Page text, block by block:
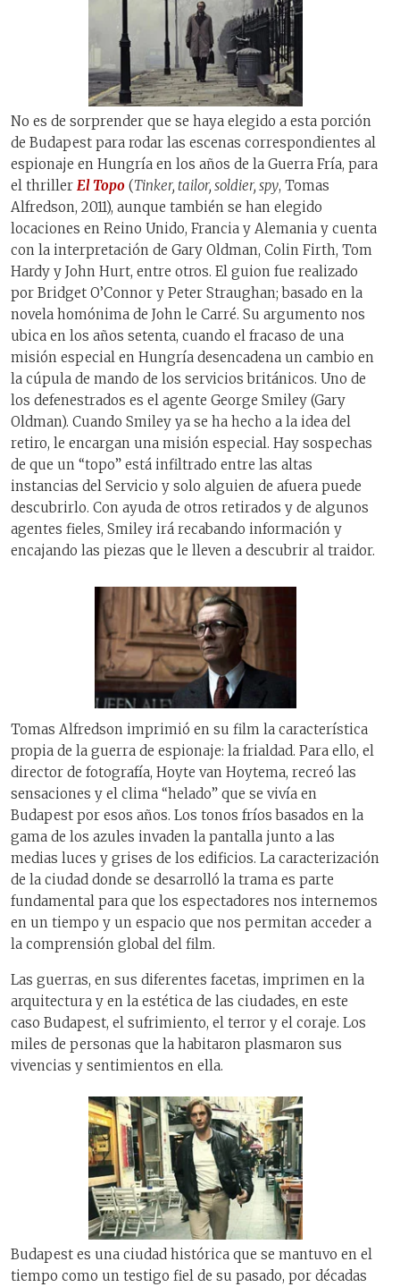
No es de sorprender que se haya elegido a esta porción
de Budapest para rodar las escenas correspondientes al
espionaje en Hungría en los años de la Guerra Fría, para
el thriller El Topo (Tinker, tailor, soldier, spy, Tomas
Alfredson, 2011), aunque también se han elegido
locaciones en Reino Unido, Francia y Alemania y cuenta
con la interpretación de Gary Oldman, Colin Firth, Tom
Hardy y John Hurt, entre otros. El guion fue realizado
por Bridget O’Connor y Peter Straughan; basado en la
novela homónima de John le Carré. Su argumento nos
ubica en los años setenta, cuando el fracaso de una
misión especial en Hungría desencadena un cambio en
la cúpula de mando de los servicios británicos. Uno de
los defenestrados es el agente George Smiley (Gary
Oldman). Cuando Smiley ya se ha hecho a la idea del
retiro, le encargan una misión especial. Hay sospechas
de que un “topo” está infiltrado entre las altas
instancias del Servicio y solo alguien de afuera puede
descubrirlo. Con ayuda de otros retirados y de algunos
agentes fieles, Smiley irá recabando información y
encajando las piezas que le lleven a descubrir al traidor.
Tomas Alfredson imprimió en su film la característica
propia de la guerra de espionaje: la frialdad. Para ello, el
director de fotografía, Hoyte van Hoytema, recreó las
sensaciones y el clima “helado” que se vivía en
Budapest por esos años. Los tonos fríos basados en la
gama de los azules invaden la pantalla junto a las
medias luces y grises de los edificios. La caracterización
de la ciudad donde se desarrolló la trama es parte
fundamental para que los espectadores nos internemos
en un tiempo y un espacio que nos permitan acceder a
la comprensión global del film.
Las guerras, en sus diferentes facetas, imprimen en la
arquitectura y en la estética de las ciudades, en este
caso Budapest, el sufrimiento, el terror y el coraje. Los
miles de personas que la habitaron plasmaron sus
vivencias y sentimientos en ella.
Budapest es una ciudad histórica que se mantuvo en el
tiempo como un testigo fiel de su pasado, por décadas